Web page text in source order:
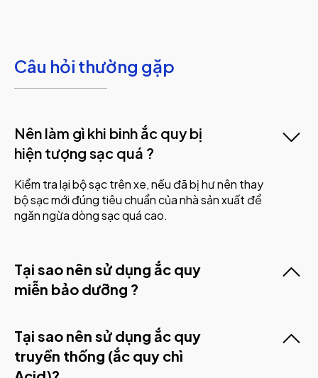
Câu hỏi thường gặp
Nên làm gì khi binh ắc quy bị
hiện tượng sạc quá ?
Kiểm tra lại bộ sạc trên xe, nếu đã bị hư nên thay
bộ sạc mới đúng tiêu chuẩn của nhà sản xuất để
ngăn ngừa dòng sạc quá cao.
Tại sao nên sử dụng ắc quy
miễn bảo dưỡng ?
Tại sao nên sử dụng ắc quy
truyền thống (ắc quy chì